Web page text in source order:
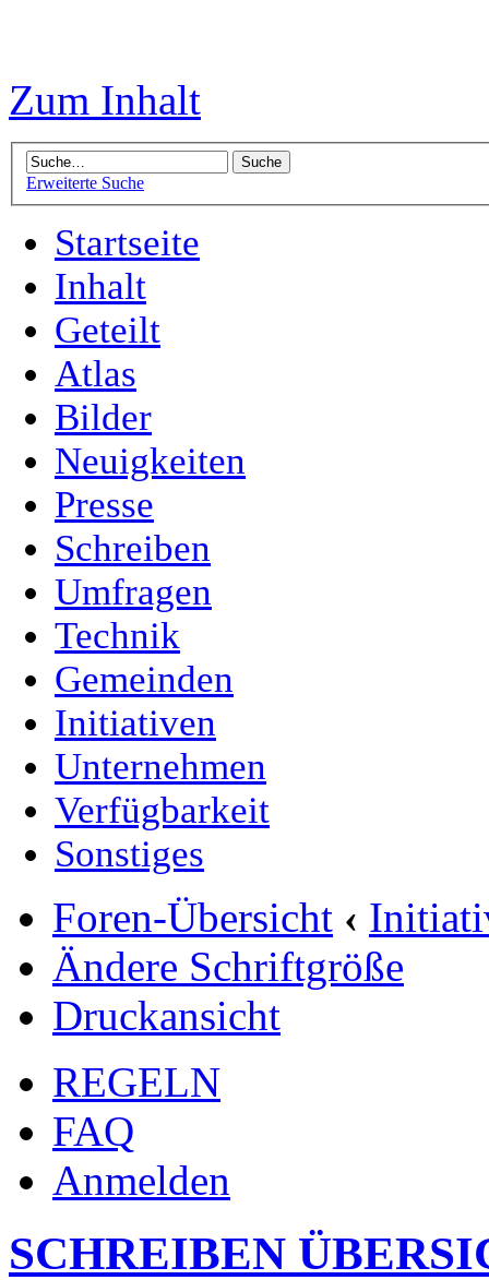
Zum Inhalt
Erweiterte Suche
Startseite
Inhalt
Geteilt
Atlas
Bilder
Neuigkeiten
Presse
Schreiben
Umfragen
Technik
Gemeinden
Initiativen
Unternehmen
Verfügbarkeit
Sonstiges
Foren-Übersicht ‹
Ändere Schriftgröße
Druckansicht
REGELN
FAQ
Anmelden
SCHREIBEN